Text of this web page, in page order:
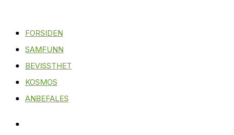
FORSIDEN
SAMFUNN
BEVISSTHET
KOSMOS
ANBEFALES